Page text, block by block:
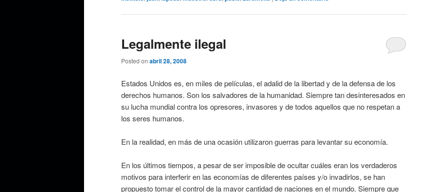
Legalmente ilegal
Posted on abril 28, 2008
Estados Unidos es, en miles de películas, el adalid de la libertad y de la defensa de los
derechos humanos. Son los salvadores de la humanidad. Siempre tan desinteresados en
su lucha mundial contra los opresores, invasores y de todos aquellos que no respetan a
los seres humanos.
En la realidad, en más de una ocasión utilizaron guerras para levantar su economía.
En los últimos tiempos, a pesar de ser imposible de ocultar cuáles eran los verdaderos
motivos para interferir en las economías de diferentes países y/o invadirlos, se han
propuesto tomar el control de la mayor cantidad de naciones en el mundo. Siempre que